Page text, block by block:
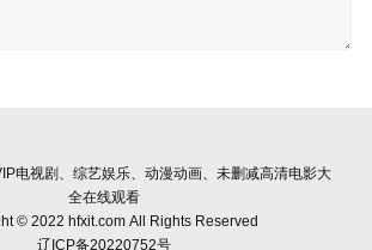
电视剧、综艺娱乐、动漫动画、未删减高清电影大
全在线观看
© 2022 hfxit.com All Rights Reserved
辽ICP备20220752号